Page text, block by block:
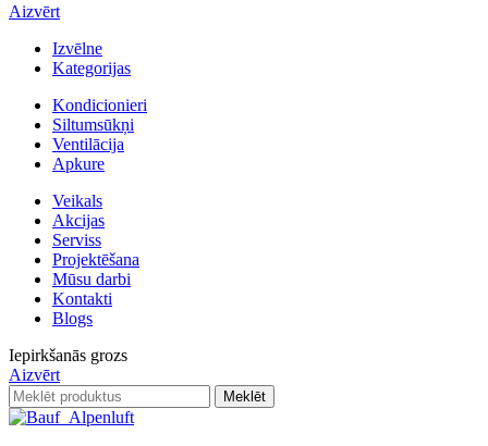
Aizvērt
Izvēlne
Kategorijas
Kondicionieri
Siltumsūkņi
Ventilācija
Apkure
Veikals
Akcijas
Serviss
Projektēšana
Mūsu darbi
Kontakti
Blogs
Iepirkšanās grozs
Aizvērt
Meklēt